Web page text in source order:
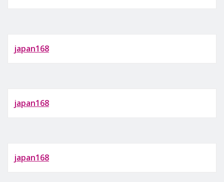
japan168
japan168
japan168